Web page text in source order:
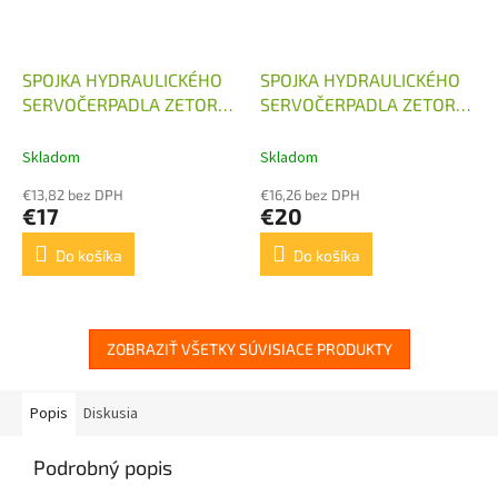
SPOJKA HYDRAULICKÉHO
SERVOČERPADLA ZETOR
Skladom
€13,82 bez DPH
€17
Do košíka
SPOJKA HYDRAULICKÉHO
SERVOČERPADLA ZETOR
Skladom
€16,26 bez DPH
€20
Do košíka
ZOBRAZIŤ VŠETKY SÚVISIACE PRODUKTY
Popis Diskusia
Podrobný popis